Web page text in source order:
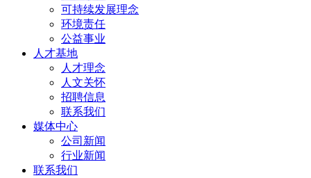
可持续发展理念
环境责任
公益事业
人才基地
人才理念
人文关怀
招聘信息
联系我们
媒体中心
公司新闻
行业新闻
联系我们